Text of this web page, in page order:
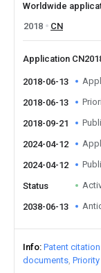
Worldwide
2018
CN
Application
2018-06-13
2018-06-13
2018-09-21
2024-04-12
2024-04-12
Status
2038-06-13
Info Patent
documents